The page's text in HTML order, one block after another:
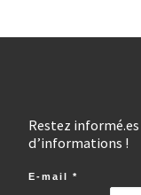
Restez
d’informations !
E-mail *